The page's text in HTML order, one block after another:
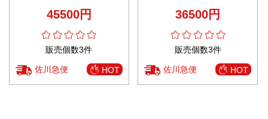
45500円
販売個数3件
佐川急便 HOT
36500円
販売個数3件
佐川急便 HOT